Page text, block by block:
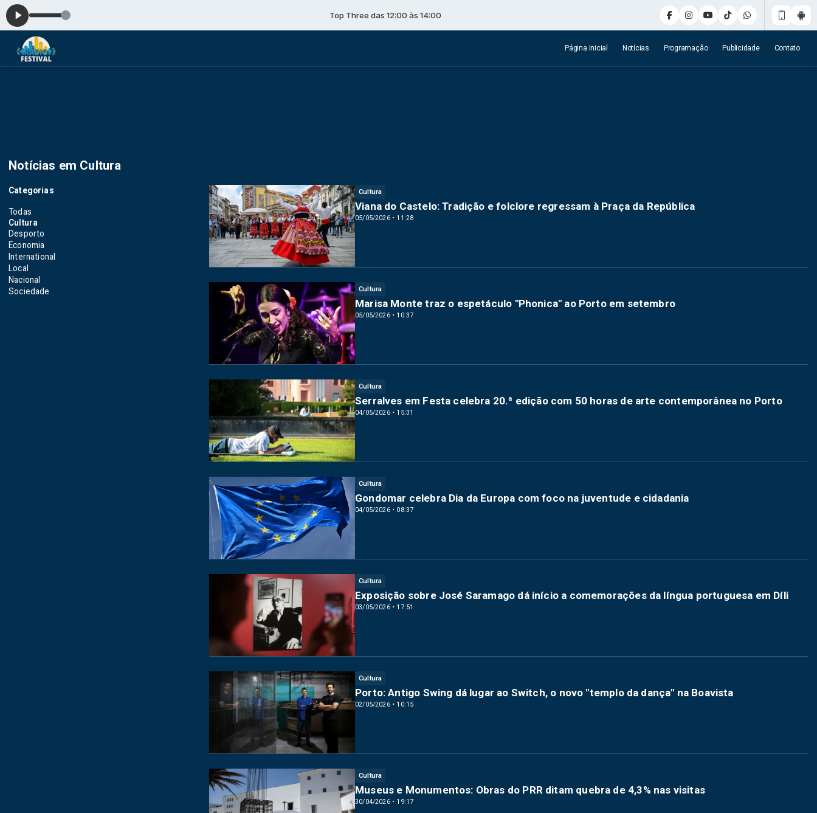
Top Three das 12:00 às 14:00
Página Inicial Notícias Programação Publicidade Contato
Notícias em Cultura
Categorias
Todas
Cultura
Desporto
Economia
International
Local
Nacional
Sociedade
Cultura
05/05/2026 • 11:28
Viana do Castelo: Tradição e folclore regressam à Praça da República
Cultura
05/05/2026 • 10:37
Marisa Monte traz o espetáculo "Phonica" ao Porto em setembro
Cultura
04/05/2026 • 15:31
Serralves em Festa celebra 20.ª edição com 50 horas de arte contemporânea no Porto
Cultura
04/05/2026 • 08:37
Gondomar celebra Dia da Europa com foco na juventude e cidadania
Cultura
03/05/2026 • 17:51
Exposição sobre José Saramago dá início a comemorações da língua portuguesa em Díli
Cultura
02/05/2026 • 10:15
Porto: Antigo Swing dá lugar ao Switch, o novo "templo da dança" na Boavista
Cultura
30/04/2026 • 19:17
Museus e Monumentos: Obras do PRR ditam quebra de 4,3% nas visitas